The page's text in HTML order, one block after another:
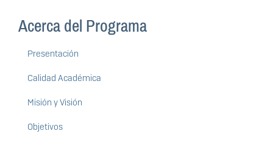
Acerca del Programa
Presentación
Calidad Académica
Misión y Visión
Objetivos